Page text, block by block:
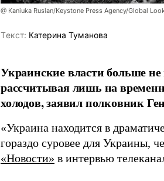
@ Kaniuka Ruslan/Keystone Press Agency/Global
Tекст: Катерина Туманова
Украинские власти больше
рассчитывая лишь на
холодов, заявил полковник
«Украина находится в
гораздо суровее для Украины,
«Новости» в интервью